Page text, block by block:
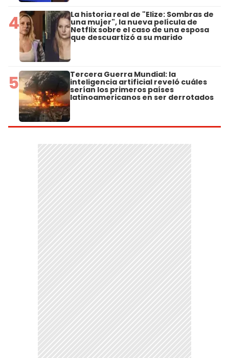
4 La historia real de "Elize: Sombras de
una mujer", la nueva película de
Netflix sobre el caso de una esposa
que descuartizó a su marido
5 Tercera Guerra Mundial: la
inteligencia artificial reveló cuáles
serían los primeros países
latinoamericanos en ser derrotados